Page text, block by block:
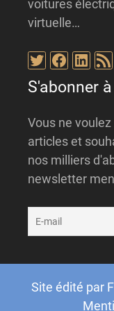
voitures
virtuelle…
Twitter
Facebook
Flux RSS
S'abonner
Vous ne
articles et
nos milliers
newsletter
Site édité par